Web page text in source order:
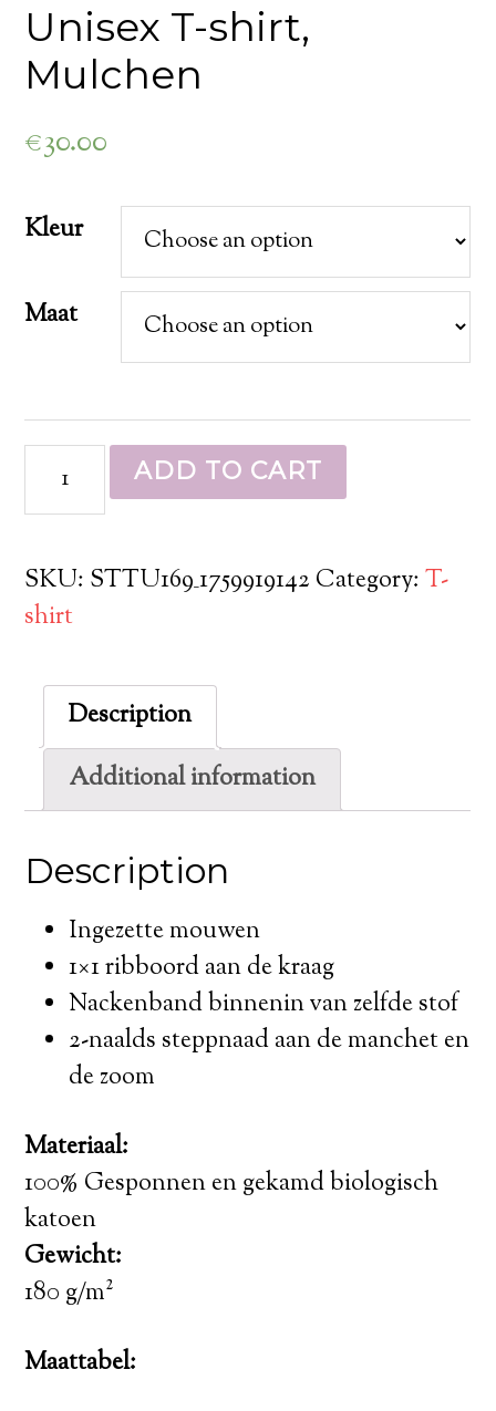
Unisex T-shirt,
Mulchen
€30.00
Kleur
Maat
ADD TO CART
SKU: STTU169_1759919142 Category:T-
shirt
Description
Additional information
Description
Ingezette mouwen
1×1 ribboord aan de kraag
Nackenband binnenin van zelfde stof
2-naalds steppnaad aan de manchet en
de zoom
Materiaal:
100% Gesponnen en gekamd biologisch
katoen
Gewicht:
180 g/m²
Maattabel: